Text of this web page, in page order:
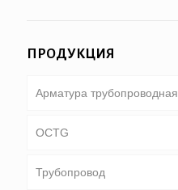
ПРОДУКЦИЯ
Арматура трубопроводная
OCTG
Трубки & корпус
Трубопровод